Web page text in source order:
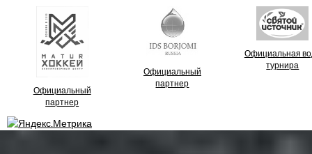
Официальный
партнер
Официальный
партнер
Официальная
турнира